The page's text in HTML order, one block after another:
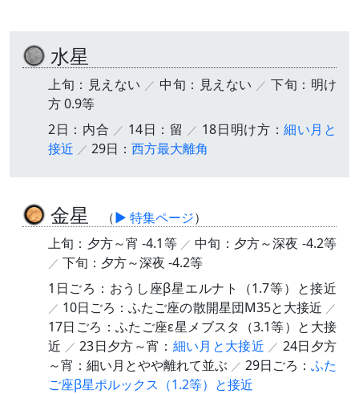
水星
上旬：見えない 中旬：見えない
下旬：明け
方 0.9等
2日：内合
14日：留 18日明け方：細い月と
接近
29日： 西方最大離角
金星 （▶ 特集ページ）
上旬：夕方～宵 -4.1等
中旬：夕方～深夜 -4.2等
下旬：夕方～深夜 -4.2等
1日ごろ：おうし座β星エルナト（1.7等）と接近
10日ごろ：ふたご座の散開星団M35と大接近
17日ごろ：ふたご座ε星メブスタ（3.1等）と大接
近
23日夕方～宵： 細い月と大接近
24日夕方
～宵：細い月とやや離れて並ぶ
29日ごろ： ふた
ご座β星ポルックス（1.2等）と接近